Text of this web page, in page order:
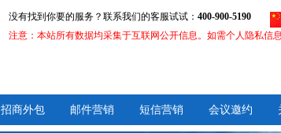
没有找到你要的服务？联系我们的客服试试： 400-900-5190
注意：本站所有数据均采集于互联网公开信息。如需个人隐私信
招商外包 邮件营销 短信营销 会议邀约